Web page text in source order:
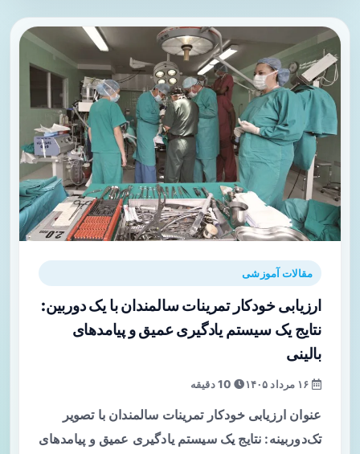
مقالات آموزشی
ارزیابی خودکار تمرینات سالمندان با یک دوربین:
نتایج یک سیستم یادگیری عمیق و پیامدهای
بالینی
10 دقیقه
عنوان ارزیابی خودکار تمرینات سالمندان با تصویر
تک‌دوربینه: نتایج یک سیستم یادگیری عمیق و پیامدهای